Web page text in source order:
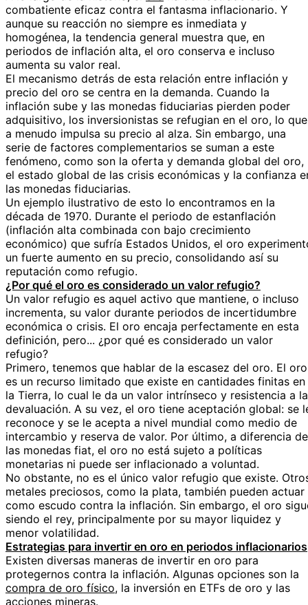
combatiente eficaz contra el fantasma inflacionario. Y
aunque su reacción no siempre es inmediata y
homogénea, la tendencia general muestra que, en
periodos de inflación alta, el oro conserva e incluso
aumenta su valor real.
El mecanismo detrás de esta relación entre inflación y
precio del oro se centra en la demanda. Cuando la
inflación sube y las monedas fiduciarias pierden poder
adquisitivo, los inversionistas se refugian en el oro, lo que
a menudo impulsa su precio al alza. Sin embargo, una
serie de factores complementarios se suman a este
fenómeno, como son la oferta y demanda global del oro,
el estado global de las crisis económicas y la confianza
las monedas fiduciarias.
Un ejemplo ilustrativo de esto lo encontramos en la
década de 1970. Durante el periodo de estanflación
(inflación alta combinada con bajo crecimiento
económico) que sufría Estados Unidos, el oro
un fuerte aumento en su precio, consolidando así su
reputación como refugio.
¿Por qué el oro es considerado un valor refugio?
Un valor refugio es aquel activo que mantiene, o incluso
incrementa, su valor durante periodos de incertidumbre
económica o crisis. El oro encaja perfectamente en esta
definición, pero... ¿por qué es considerado un valor
refugio?
Primero, tenemos que hablar de la escasez del oro. El oro
es un recurso limitado que existe en cantidades finitas en
la Tierra, lo cual le da un valor intrínseco y resistencia a la
devaluación. A su vez, el oro tiene aceptación global: se
reconoce y se le acepta a nivel mundial como medio de
intercambio y reserva de valor. Por último, a diferencia de
las monedas fiat, el oro no está sujeto a políticas
monetarias ni puede ser inflacionado a voluntad.
No obstante, no es el único valor refugio que existe.
metales preciosos, como la plata, también pueden actuar
como escudo contra la inflación. Sin embargo, el oro
siendo el rey, principalmente por su mayor liquidez y
menor volatilidad.
Estrategias para invertir en oro en periodos inflacionarios
Existen diversas maneras de invertir en oro para
protegernos contra la inflación. Algunas opciones son la
compra de oro físico, la inversión en ETFs de oro y las
acciones mineras.